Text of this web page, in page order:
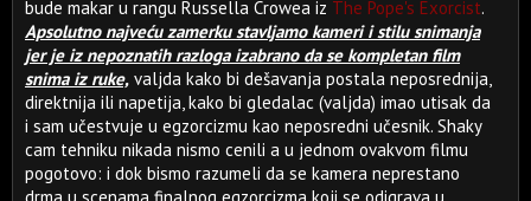
bude makar u rangu Russella Crowea iz The Pope's Exorcist.
Apsolutno najveću zamerku stavljamo kameri i stilu snimanja
jer je iz nepoznatih razloga izabrano da se kompletan film
snima iz ruke, valjda kako bi dešavanja postala neposrednija,
direktnija ili napetija, kako bi gledalac (valjda) imao utisak da
i sam učestvuje u egzorcizmu kao neposredni učesnik. Shaky
cam tehniku nikada nismo cenili a u jednom ovakvom filmu
pogotovo: i dok bismo razumeli da se kamera neprestano